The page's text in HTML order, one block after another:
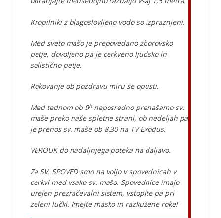
Kropilniki z blagoslovljeno vodo so izpraznjeni.
Med sveto mašo je prepovedano zborovsko
petje, dovoljeno pa je cerkveno ljudsko in
solistično petje.
Rokovanje ob pozdravu miru se opusti.
Med tednom ob 9hneposredno prenašamo sv.
maše preko naše spletne strani, ob nedeljah pa
je prenos sv. maše ob 8.30 na TV Exodus.
VEROUK do nadaljnjega poteka na daljavo.
Za SV. SPOVED smo na voljo v spovednicah v
cerkvi med vsako sv. mašo. Spovednice imajo
urejen prezračevalni sistem, vstopite pa pri
zeleni lučki. Imejte masko in razkužene roke!